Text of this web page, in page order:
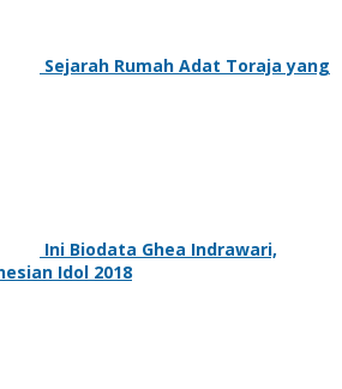
Sejarah Rumah Adat Toraja yang
Ini Biodata Ghea Indrawari,
Idol 2018